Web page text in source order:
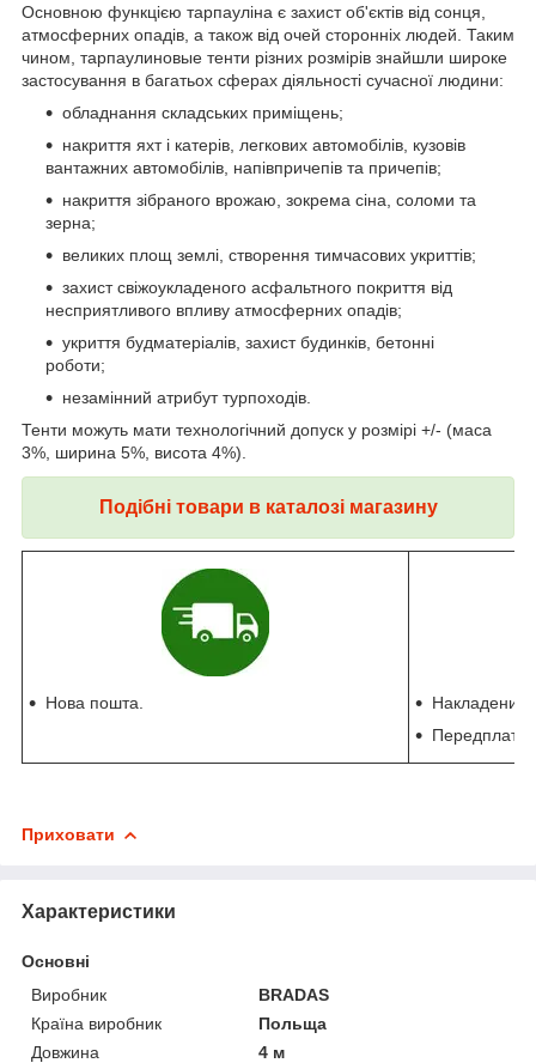
Основною функцією тарпауліна є захист об'єктів від сонця,
атмосферних опадів, а також від очей сторонніх людей. Таким
чином, тарпаулиновые тенти різних розмірів знайшли широке
застосування в багатьох сферах діяльності сучасної людини:
обладнання складських приміщень;
накриття яхт і катерів, легкових автомобілів, кузовів
вантажних автомобілів, напівпричепів та причепів;
накриття зібраного врожаю, зокрема сіна, соломи та
зерна;
великих площ землі, створення тимчасових укриттів;
захист свіжоукладеного асфальтного покриття від
несприятливого впливу атмосферних опадів;
укриття будматеріалів, захист будинків, бетонні
роботи;
незамінний атрибут турпоходів.
Тенти можуть мати технологічний допуск у розмірі +/- (маса
3%, ширина 5%, висота 4%).
Подібні товари в каталозі магазину
Нова пошта.
Накладений
Передплата
Приховати
Характеристики
Основні
Виробник
BRADAS
Країна виробник
Польща
Довжина
4 м